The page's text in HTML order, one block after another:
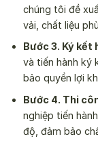
chúng tôi đề
vải, chất liệu
Bước 3. Ký kết
và tiến hành ký
bảo quyền lợi
Bước 4. Thi
nghiệp tiến
độ, đảm bảo